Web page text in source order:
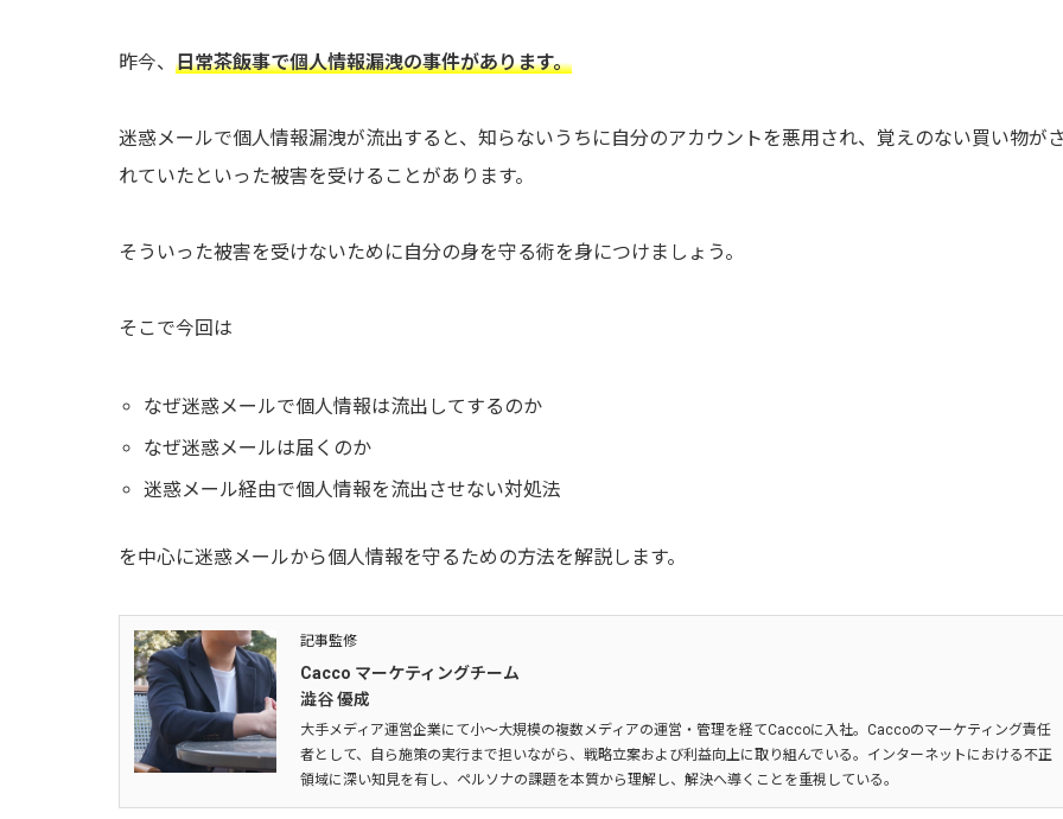
昨今、 日常茶飯事で個人情報漏洩の事件があります。
迷惑メールで個人情報漏洩が流出すると、知らないうちに自分のアカウントを悪用され、覚えのない買い物が
れていたといった被害を受けることがあります。
そういった被害を受けないために自分の身を守る術を身につけましょう。
そこで今回は
なぜ迷惑メールで個人情報は流出してするのか
なぜ迷惑メールは届くのか
迷惑メール経由で個人情報を流出させない対処法
を中心に迷惑メールから個人情報を守るための方法を解説します。
記事監修
Cacco マーケティングチーム
澁谷 優成
大手メディア運営企業にて小～大規模の複数メディアの運営・管理を経てCaccoに入社。Caccoのマーケティング責任
者として、自ら施策の実行まで担いながら、戦略立案および利益向上に取り組んでいる。インターネットにおける不正
領域に深い知見を有し、ペルソナの課題を本質から理解し、解決へ導くことを重視している。